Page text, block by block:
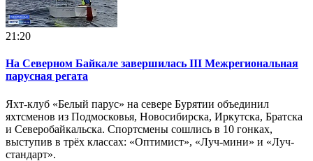
21:20
На Северном Байкале завершилась III Межрегиональная
парусная регата
Яхт-клуб «Белый парус» на севере Бурятии объединил
яхтсменов из Подмосковья, Новосибирска, Иркутска, Братска
и Северобайкальска. Спортсмены сошлись в 10 гонках,
выступив в трёх классах: «Оптимист», «Луч-мини» и «Луч-
стандарт».